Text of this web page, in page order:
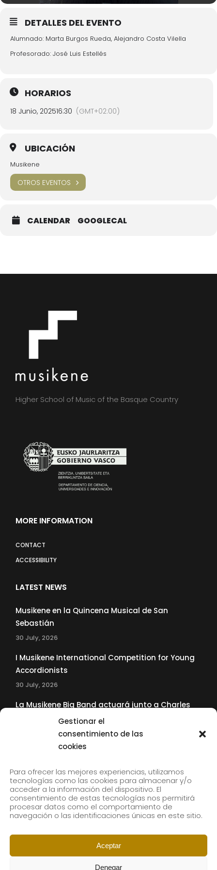
Gestionar el
consentimiento de las
cookies
Para ofrecer las mejores experiencias, utilizamos
tecnologías como las cookies para almacenar y/o
acceder a la información del dispositivo. El
consentimiento de estas tecnologías nos permitirá
procesar datos como el comportamiento de
navegación o las identificaciones únicas en este sitio.
Aceptar
Denegar
DETALLES DEL EVENTO
Alumnado: Marta Burgos Rueda, Alejandro Costa Vilella
Profesorado: José Luis Estellés
HORARIOS
18 Junio, 202516:30 (GMT+02:00)
UBICACIÓN
Musikene
OTROS EVENTOS
CALENDAR GOOGLECAL
Higher School of Music of the Basque Country
MORE INFORMATION
CONTACT
ACCESSIBILITY
LATEST NEWS
Musikene en la Quincena Musical de San
Sebastián
30 July, 2026
I Musikene International Competition for Young
Accordionists
30 July, 2026
La Musikene Big Band actuará junto a Charles
Tolliver en el 61 Jazzaldia
Subscribe to our newsletter to receive our news by
email.